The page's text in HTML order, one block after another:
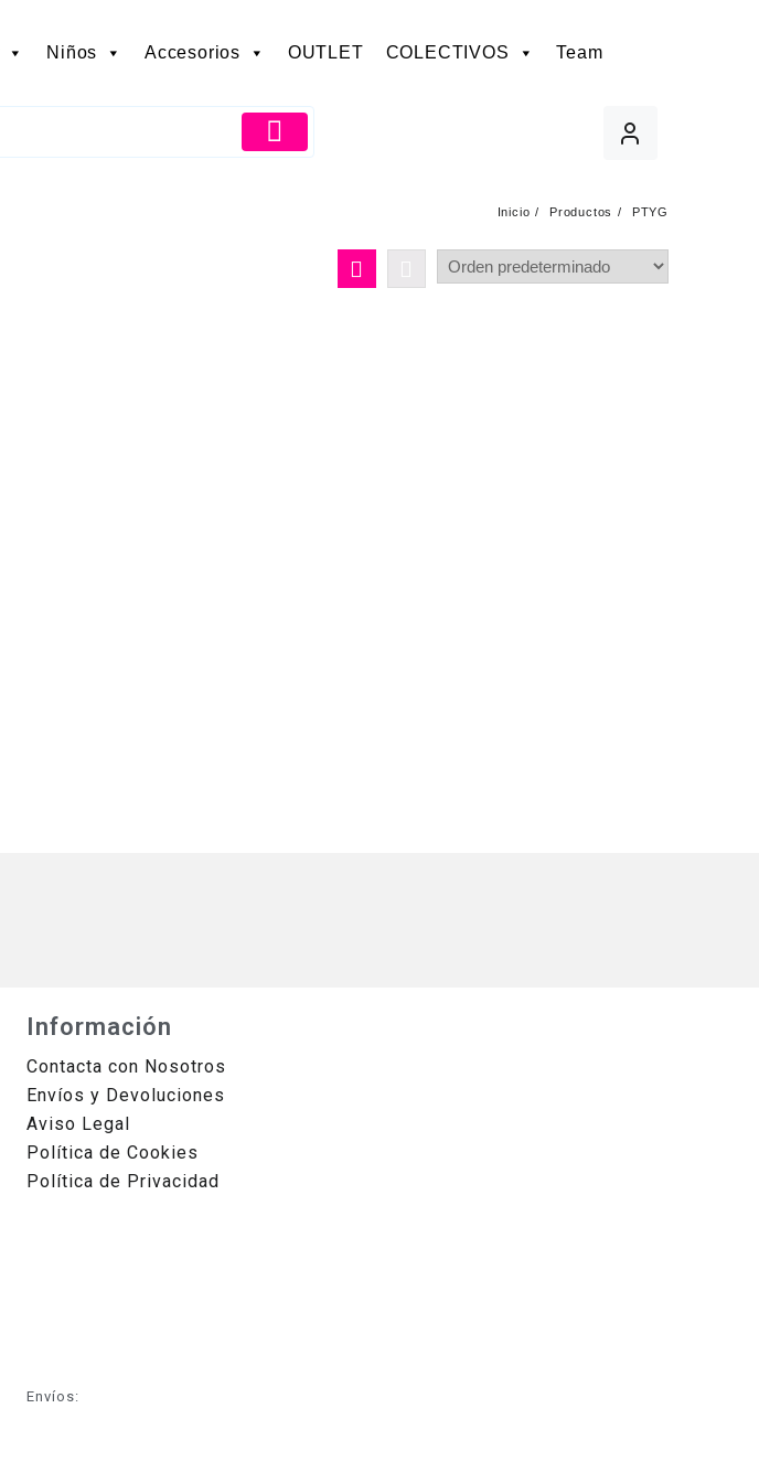
Niños Accesorios OUTLET COLECTIVOS Team
Inicio Productos PTYG
Información
Contacta con Nosotros
Envíos y Devoluciones
Aviso Legal
Política de Cookies
Política de Privacidad
Envíos: